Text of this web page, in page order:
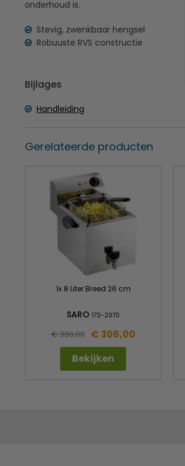
onderhoud is.
Stevig, zwenkbaar hengsel
Robuuste RVS constructie
Bijlages
Handleiding
Gerelateerde producten
1x 8 Liter Breed 26 cm
SARO 172-2070
€ 360,00
€ 306,00
Bekijken